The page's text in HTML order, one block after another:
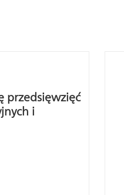
przedsięwzięć
i